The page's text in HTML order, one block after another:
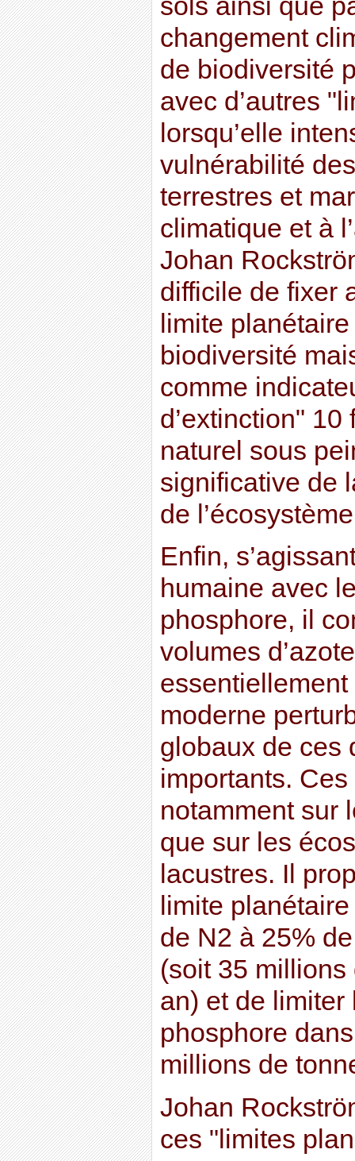
changement
de biodiversité
avec d’autres
lorsqu’elle
vulnérabilité
terrestres et
climatique et à
Johan
difficile de fixer
limite
biodiversité
comme
d’extinction"
naturel sous
significative de
de
Enfin,
humaine avec
phosphore, il
volumes
essentiellement
moderne
globaux de ces
importants.
notamment sur
que sur les
lacustres. Il
limite
de N2 à 25%
(soit 35 millions
an) et de limiter
phosphore
millions de
Johan
ces "limites